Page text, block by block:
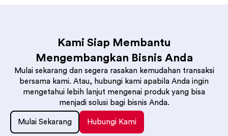
Kami Siap Membantu
Mengembangkan Bisnis Anda
Mulai sekarang dan segera rasakan kemudahan transaksi
bersama kami. Atau, hubungi kami apabila Anda ingin
mengetahui lebih lanjut mengenai produk yang bisa
menjadi solusi bagi bisnis Anda.
Mulai Sekarang Hubungi Kami